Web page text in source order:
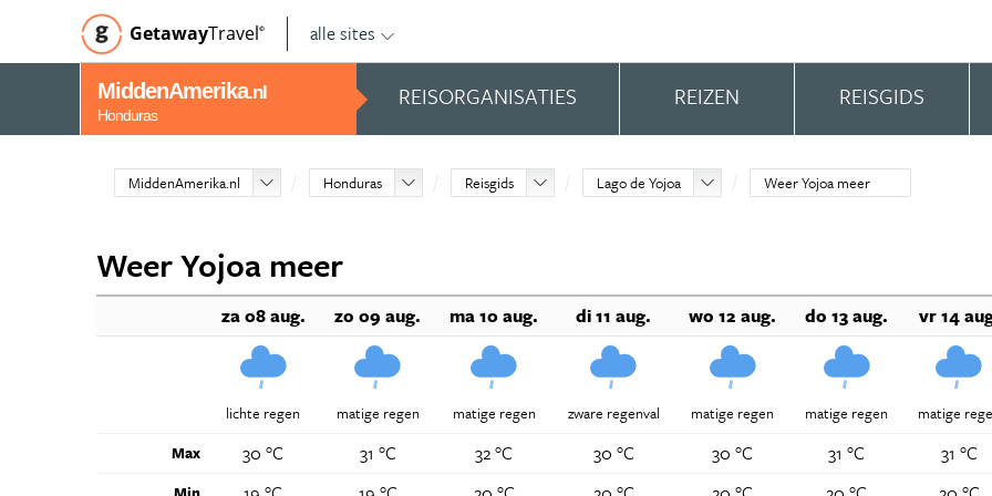
GetawayTravel© alle sites
MiddenAmerika.nl
Honduras
REISORGANISATIES REIZEN REISGIDS
MiddenAmerika.nl Honduras Reisgids Lago de Yojoa Weer Yojoa meer
Weer Yojoa meer
za 08 aug. zo 09 aug. ma 10 aug. di 11 aug. wo 12 aug. do 13 aug. vr 14
lichte regen matige regen matige regen zware regenval matige regen matige regen
matige
Max
30 °C 31 °C 32 °C 30 °C 30 °C 31 °C 31 °C